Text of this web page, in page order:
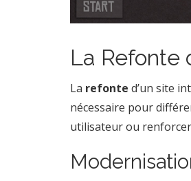
La Refonte
La refonte d’un site
nécessaire pour
utilisateur ou renforcer